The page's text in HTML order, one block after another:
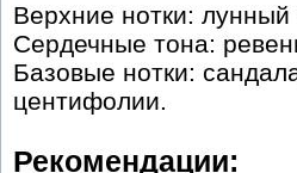
Верхние нотки: лунный
Сердечные тона:
Базовые нотки:
центифолии.
Рекомендации: